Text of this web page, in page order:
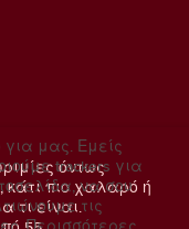
όντως
κάτι πιο χαλαρό ή
τι είναι.
για μας. Εμείς
trackers για
να σου
τις